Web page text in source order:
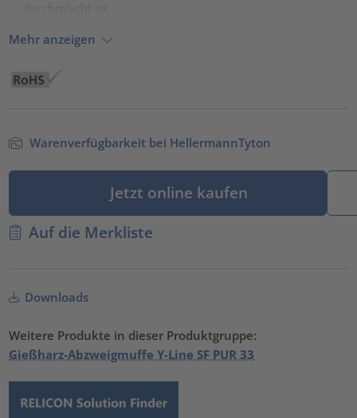
Mehr anzeigen
Warenverfügbarkeit bei HellermannTyton
Jetzt online kaufen
Auf die Merkliste
Downloads
Weitere Produkte in dieser Produktgruppe:
Gießharz-Abzweigmuffe Y-Line SF PUR 33